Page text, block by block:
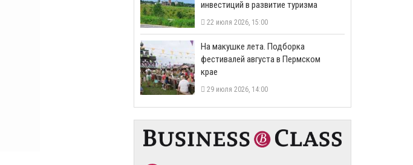
инвестиций в развитие туризма
22 июля 2026, 15:00
На макушке лета. Подборка
фестивалей августа в Пермском
крае
29 июля 2026, 14:00